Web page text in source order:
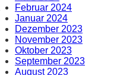
Februar 2024
Januar 2024
Dezember 2023
November 2023
Oktober 2023
September 2023
August 2023